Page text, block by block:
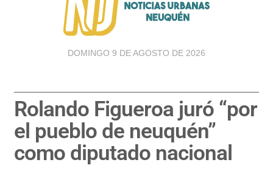
DOMINGO 9 DE AGOSTO DE 2026
Rolando Figueroa juró “por
el pueblo de neuquén”
como diputado nacional